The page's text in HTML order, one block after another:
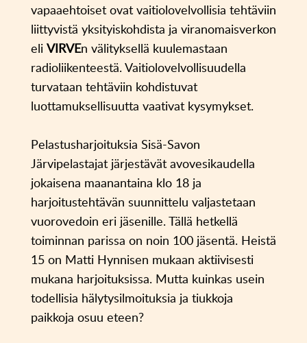
vapaaehtoiset ovat vaitiolovelvollisia tehtäviin
liittyvistä yksityiskohdista ja viranomaisverkon
eli VIRVEn välityksellä kuulemastaan
radioliikenteestä. Vaitiolovelvollisuudella
turvataan tehtäviin kohdistuvat
luottamuksellisuutta vaativat kysymykset.
Pelastusharjoituksia Sisä-Savon
Järvipelastajat järjestävät avovesikaudella
jokaisena maanantaina klo 18 ja
harjoitustehtävän suunnittelu valjastetaan
vuorovedoin eri jäsenille. Tällä hetkellä
toiminnan parissa on noin 100 jäsentä. Heistä
15 on Matti Hynnisen mukaan aktiivisesti
mukana harjoituksissa. Mutta kuinkas usein
todellisia hälytysilmoituksia ja tiukkoja
paikkoja osuu eteen?